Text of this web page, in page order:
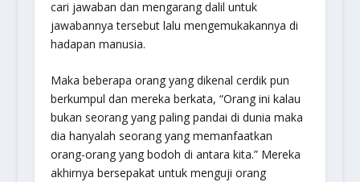
cari jawaban dan mengarang dalil untuk
jawabannya tersebut lalu mengemukakannya di
hadapan manusia.
Maka beberapa orang yang dikenal cerdik pun
berkumpul dan mereka berkata, “Orang ini kalau
bukan seorang yang paling pandai di dunia maka
dia hanyalah seorang yang memanfaatkan
orang-orang yang bodoh di antara kita.” Mereka
akhirnya bersepakat untuk menguji orang